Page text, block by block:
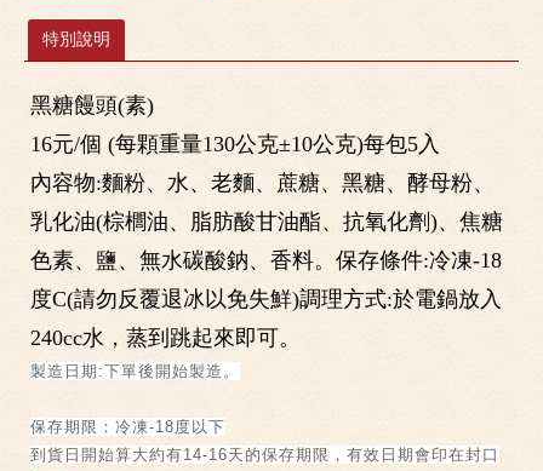
特別說明
黑糖饅頭(素)
16元/個 (每顆重量130公克±10公克)每包5入
內容物:麵粉、水、老麵、蔗糖、黑糖、酵母粉、
乳化油(棕櫚油、脂肪酸甘油酯、抗氧化劑)、焦糖
色素、鹽、無水碳酸鈉、香料。保存條件:冷凍-18
度C(請勿反覆退冰以免失鮮)調理方式:於電鍋放入
240cc水，蒸到跳起來即可。
製造日期:下單後開始製造。
保存期限：冷凍-18度以下
到貨日開始算大約有14-16天的保存期限，有效日期會印在封口